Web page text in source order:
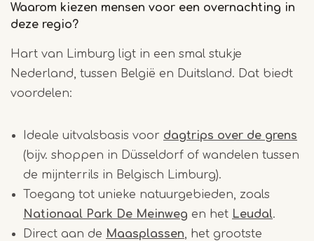
Waarom kiezen mensen voor een overnachting in
deze regio?
Hart van Limburg ligt in een smal stukje
Nederland, tussen België en Duitsland. Dat biedt
voordelen:
Ideale uitvalsbasis voor dagtrips over de grens
(bijv. shoppen in Düsseldorf of wandelen tussen
de mijnterrils in Belgisch Limburg).
Toegang tot unieke natuurgebieden, zoals
Nationaal Park De Meinweg en het Leudal.
Direct aan de Maasplassen, het grootste